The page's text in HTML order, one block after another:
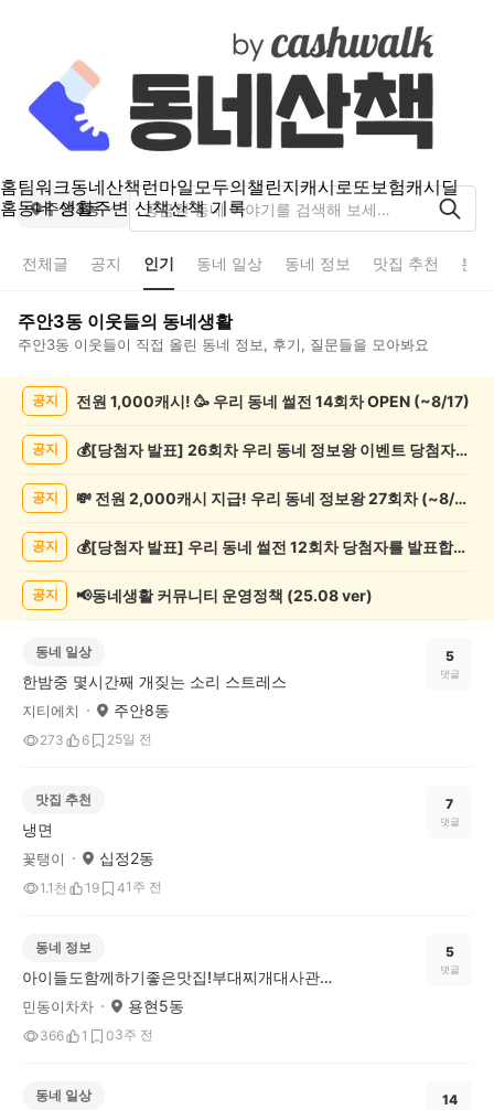
홈팀워크동네산책런마일모두의챌린지캐시로또보험캐시딜
홈동네 생활주변 산책산책 기록
주안3동
전체글 공지 인기 동네 일상 동네 정보 맛집 추천 분
주안3동 이웃들의 동네생활
주안3동 이웃들이 직접 올린 동네 정보, 후기, 질문들을 모아봐요
록
공지 전원 1,000캐시! 🥳 우리 동네 썰전 14회차 OPEN (~8/17)
공지 💰[당첨자 발표] 26회차 우리 동네 정보왕 이벤트 당첨자를 발표합니다!
공지 💸 전원 2,000캐시 지급! 우리 동네 정보왕 27회차 (~8/10)
공지 💰[당첨자 발표] 우리 동네 썰전 12회차 당첨자를 발표합니다!
공지 📢동네생활 커뮤니티 운영정책 (25.08 ver)
동네 일상
한밤중 몇시간째 개짖는 소리 스트레스
지티에치 주안8동
273 6 25일 전
5
댓글
맛집 추천
냉면
꽃탱이 십정2동
1.1천 19 41주 전
7
댓글
동네 정보
아이들도함께하기좋은맛집!부대찌개대사관인하대점
민동이차차 용현5동
366 1 03주 전
5
댓글
동네 일상 14